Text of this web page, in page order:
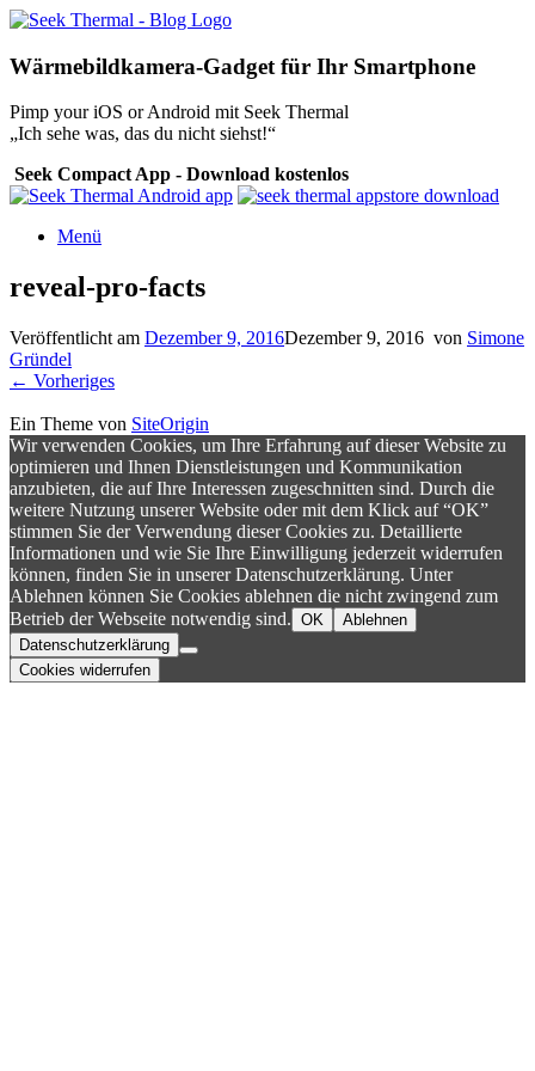
Zum
springen
Wärmebildkamera-Gadget für Ihr Smartphone
Pimp your iOS or Android mit Seek Thermal
„Ich sehe was, das du nicht siehst!“
Seek Compact App - Download kostenlos
Menü
reveal-pro-facts
Veröffentlicht am Dezember 9, 2016Dezember 9, 2016 von Simone
Gründel
← Vorheriges
Ein Theme von SiteOrigin
Wir verwenden Cookies, um Ihre Erfahrung auf dieser Website zu
optimieren und Ihnen Dienstleistungen und Kommunikation
anzubieten, die auf Ihre Interessen zugeschnitten sind. Durch die
weitere Nutzung unserer Website oder mit dem Klick auf “OK”
stimmen Sie der Verwendung dieser Cookies zu. Detaillierte
Informationen und wie Sie Ihre Einwilligung jederzeit widerrufen
können, finden Sie in unserer Datenschutzerklärung. Unter
Ablehnen können Sie Cookies ablehnen die nicht zwingend zum
Betrieb der Webseite notwendig sind. OK
Ablehnen
Datenschutzerklärung
Cookies widerrufen